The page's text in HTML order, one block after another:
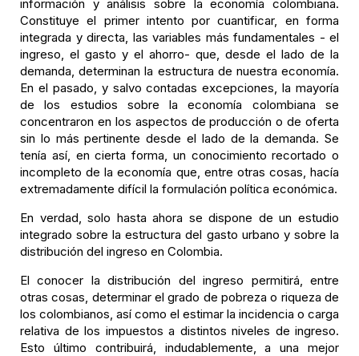
información y análisis sobre la economía colombiana.
Constituye el primer intento por cuantificar, en forma
integrada y directa, las variables más fundamentales - el
ingreso, el gasto y el ahorro- que, desde el lado de la
demanda, determinan la estructura de nuestra economía.
En el pasado, y salvo contadas excepciones, la mayoría
de los estudios sobre la economía colombiana se
concentraron en los aspectos de producción o de oferta
sin lo más pertinente desde el lado de la demanda. Se
tenía así, en cierta forma, un conocimiento recortado o
incompleto de la economía que, entre otras cosas, hacía
extremadamente difícil la formulación política económica.
En verdad, solo hasta ahora se dispone de un estudio
integrado sobre la estructura del gasto urbano y sobre la
distribución del ingreso en Colombia.
El conocer la distribución del ingreso permitirá, entre
otras cosas, determinar el grado de pobreza o riqueza de
los colombianos, así como el estimar la incidencia o carga
relativa de los impuestos a distintos niveles de ingreso.
Esto último contribuirá, indudablemente, a una mejor